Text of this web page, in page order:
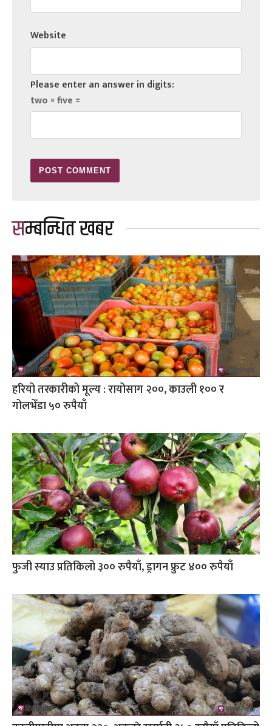
Website
Please enter an answer in digits:
two × five =
सम्बन्धित खबर
हरियो तरकारीको मूल्य : रायोसाग २००, काउली १०० र
गोलभेँडा ५० रुपैयाँ
फुजी स्याउ प्रतिकिलो ३०० रुपैयाँ, ड्रागन फ्रुट ४०० रुपैयाँ